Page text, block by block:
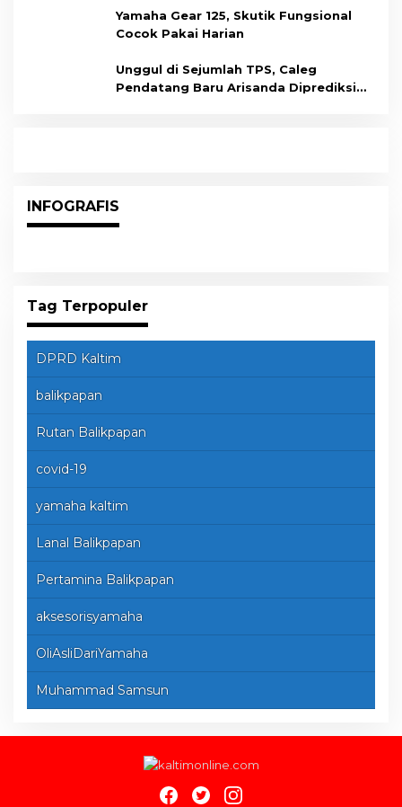
Yamaha Gear 125, Skutik Fungsional
Cocok Pakai Harian
Unggul di Sejumlah TPS, Caleg
Pendatang Baru Arisanda Diprediksi
INFOGRAFIS
Tag Terpopuler
DPRD Kaltim
balikpapan
Rutan Balikpapan
covid-19
yamaha kaltim
Lanal Balikpapan
Pertamina Balikpapan
aksesorisyamaha
OliAsliDariYamaha
Muhammad Samsun